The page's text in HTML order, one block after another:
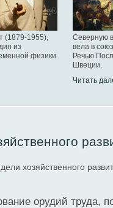
(1879-1955),
из
физики.
Северную
вела в
Речью
Швеции.
Читать
хозяйственного
орудий труда,